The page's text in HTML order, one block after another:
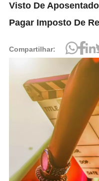
Visto De
Pagar Imposto De
Compartilhar: